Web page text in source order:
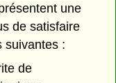
une
de satisfaire
suivantes :
de